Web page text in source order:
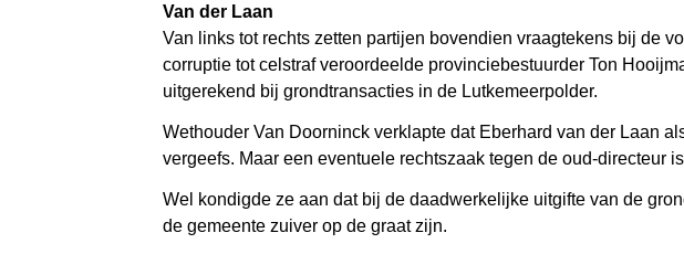
Van der Laan
Van links tot rechts zetten partijen bovendien vraagtekens bij de
corruptie tot celstraf veroordeelde provinciebestuurder Ton
uitgerekend bij grondtransacties in de Lutkemeerpolder.
Wethouder Van Doorninck verklapte dat Eberhard van der Laan
vergeefs. Maar een eventuele rechtszaak tegen de oud-directeur
Wel kondigde ze aan dat bij de daadwerkelijke uitgifte van de
de gemeente zuiver op de graat zijn.